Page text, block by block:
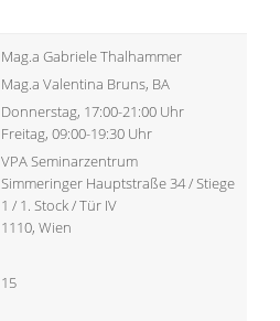
Mag.a Gabriele Thalhammer
Mag.a Valentina Bruns, BA
Donnerstag, 17:00-21:00 Uhr
Freitag, 09:00-19:30 Uhr
VPA Seminarzentrum
Simmeringer Hauptstraße 34 / Stiege
1 / 1. Stock / Tür IV
1110, Wien
15